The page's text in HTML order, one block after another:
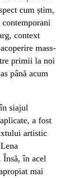
cum știm,
context
mass-
primii la noi
până acum
siajul
a fost
artistic
Însă, în acel
mai